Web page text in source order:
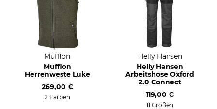
Mufflon
Mufflon
Herrenweste Luke
269,00 €
2 Farben
Helly Hansen
Helly Hansen
Arbeitshose Oxford
2.0 Connect
119,00 €
11 Größen